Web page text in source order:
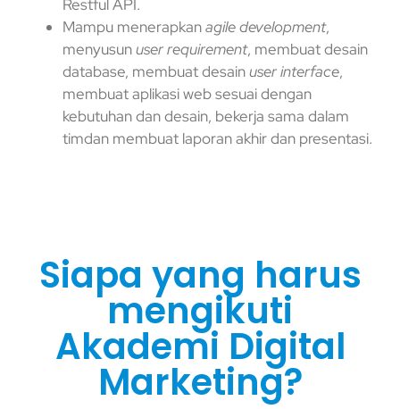
Restful API.
Mampu menerapkanagile development,
menyusunuser requirement, membuat desain
database, membuat desainuser interface,
membuat aplikasi web sesuai dengan
kebutuhan dan desain, bekerja sama dalam
timdan membuat laporan akhir dan presentasi.
Siapa yang harus
mengikuti
Akademi Digital
Marketing?